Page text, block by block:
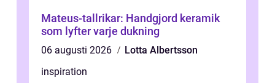
Mateus-tallrikar: Handgjord keramik
som lyfter varje dukning
06 augusti 2026
Lotta Albertsson
inspiration